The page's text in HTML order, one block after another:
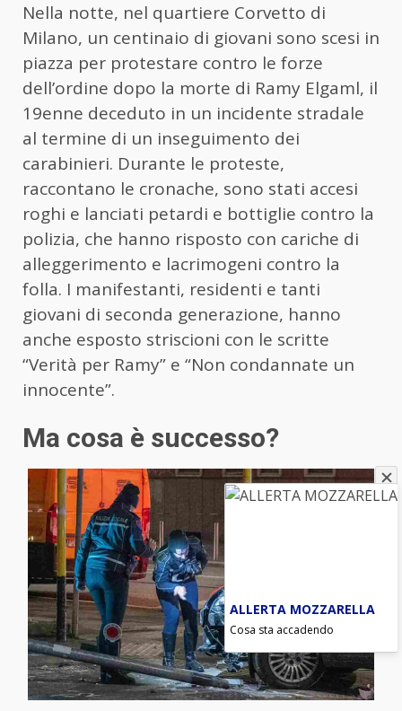
Nella notte, nel quartiere Corvetto di
Milano, un centinaio di giovani sono scesi in
piazza per protestare contro le forze
dell’ordine dopo la morte di Ramy Elgaml, il
19enne deceduto in un incidente stradale
al termine di un inseguimento dei
carabinieri. Durante le proteste,
raccontano le cronache, sono stati accesi
roghi e lanciati petardi e bottiglie contro la
polizia, che hanno risposto con cariche di
alleggerimento e lacrimogeni contro la
folla. I manifestanti, residenti e tanti
giovani di seconda generazione, hanno
anche esposto striscioni con le scritte
“Verità per Ramy” e “Non condannate un
innocente”.
Ma cosa è successo?
ALLERTA MOZZARELLA
Cosa sta accadendo